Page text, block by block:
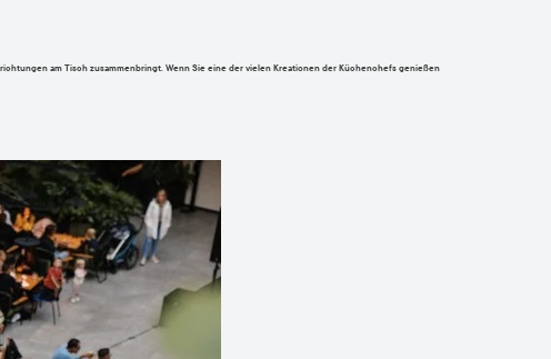
am Tisch zusammenbringt. Wenn Sie eine der vielen Kreationen der Küchenchefs genießen